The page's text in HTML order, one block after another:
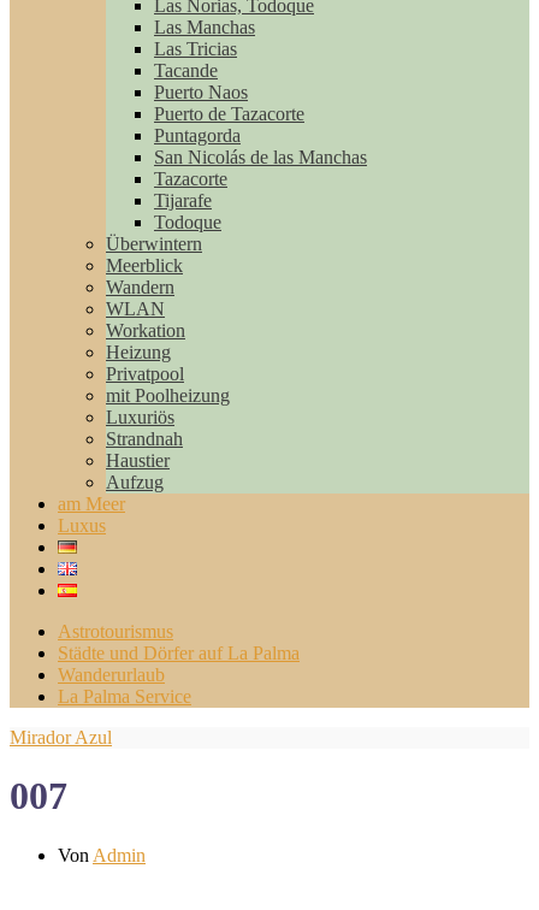
Las Norias, Todoque
Las Manchas
Las Tricias
Tacande
Puerto Naos
Puerto de Tazacorte
Puntagorda
San Nicolás de las Manchas
Tazacorte
Tijarafe
Todoque
Überwintern
Meerblick
Wandern
WLAN
Workation
Heizung
Privatpool
mit Poolheizung
Luxuriös
Strandnah
Haustier
Aufzug
am Meer
Luxus
Astrotourismus
Städte und Dörfer auf La Palma
Wanderurlaub
La Palma Service
Mirador Azul
007
Von Admin